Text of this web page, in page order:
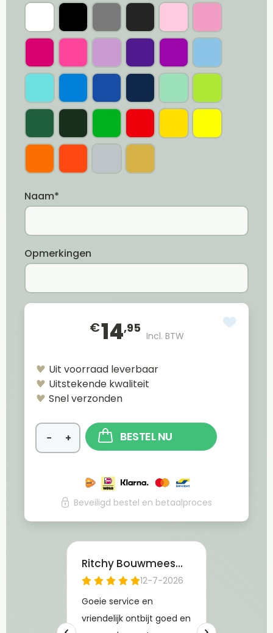
Naam*
Opmerkingen
€14,95
Incl. BTW
Uit voorraad leverbaar
Uitstekende kwaliteit
Snel verzonden
− + BESTEL NU
Beveiligd bestel en betaalproces